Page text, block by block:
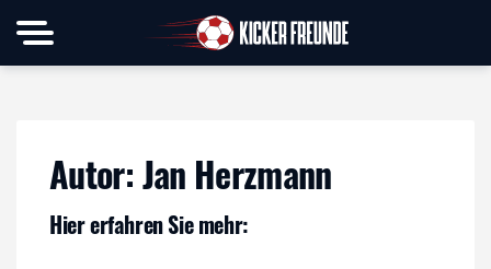
Autor:Jan Herzmann
Hier erfahren Sie mehr: